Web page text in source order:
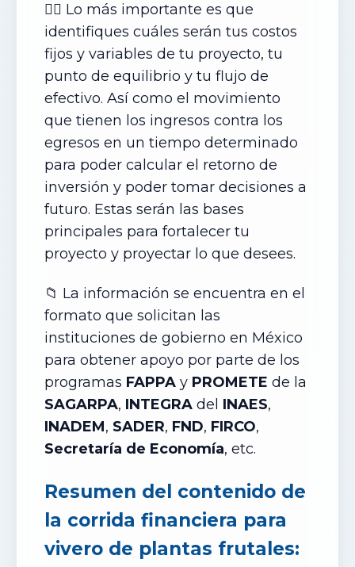
✍🏻 Lo más importante es que
identifiques cuáles serán tus costos
fijos y variables de tu proyecto, tu
punto de equilibrio y tu flujo de
efectivo. Así como el movimiento
que tienen los ingresos contra los
egresos en un tiempo determinado
para poder calcular el retorno de
inversión y poder tomar decisiones a
futuro. Estas serán las bases
principales para fortalecer tu
proyecto y proyectar lo que desees.
📁 La información se encuentra en el
formato que solicitan las
instituciones de gobierno en México
para obtener apoyo por parte de los
programas FAPPA y PROMETE de la
SAGARPA, INTEGRA del INAES,
INADEM, SADER, FND, FIRCO,
Secretaría de Economía, etc.
Resumen del contenido de
la corrida financiera para
vivero de plantas frutales: